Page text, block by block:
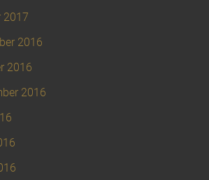
2017
2016
2016
2016